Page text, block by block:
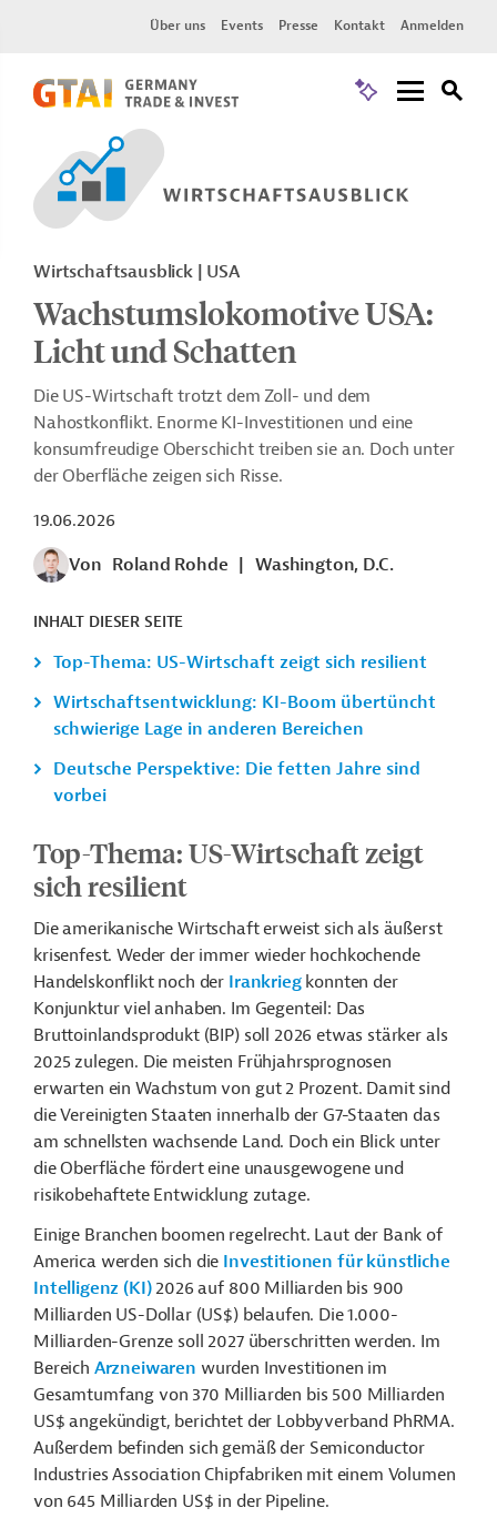
Über uns Events Presse Kontakt Anmelden
Wirtschaftsausblick | USA
Wachstumslokomotive USA:
Licht und Schatten
Die US-Wirtschaft trotzt dem Zoll- und dem
Nahostkonflikt. Enorme KI-Investitionen und eine
konsumfreudige Oberschicht treiben sie an. Doch unter
der Oberfläche zeigen sich Risse.
19.06.2026
Von Roland Rohde Washington, D.C.
INHALT DIESER SEITE
Top-Thema: US-Wirtschaft zeigt sich resilient
Wirtschaftsentwicklung: KI-Boom übertüncht
schwierige Lage in anderen Bereichen
Deutsche Perspektive: Die fetten Jahre sind
vorbei
Top-Thema: US-Wirtschaft zeigt
sich resilient
Die amerikanische Wirtschaft erweist sich als äußerst
krisenfest. Weder der immer wieder hochkochende
Handelskonflikt noch der Irankriegkonnten der
Konjunktur viel anhaben. Im Gegenteil: Das
Bruttoinlandsprodukt (BIP) soll 2026 etwas stärker als
2025 zulegen. Die meisten Frühjahrsprognosen
erwarten ein Wachstum von gut 2 Prozent. Damit sind
die Vereinigten Staaten innerhalb der G7-Staaten das
am schnellsten wachsende Land. Doch ein Blick unter
die Oberfläche fördert eine unausgewogene und
risikobehaftete Entwicklung zutage.
Einige Branchen boomen regelrecht. Laut der Bank of
America werden sich die Investitionen für künstliche
Intelligenz (KI)2026 auf 800 Milliarden bis 900
Milliarden US-Dollar (US$) belaufen. Die 1.000-
Milliarden-Grenze soll 2027 überschritten werden. Im
Bereich Arzneiwaren wurden Investitionen im
Gesamtumfang von 370 Milliarden bis 500 Milliarden
US$ angekündigt, berichtet der Lobbyverband PhRMA.
Außerdem befinden sich gemäß der Semiconductor
Industries Association Chipfabriken mit einem Volumen
von 645 Milliarden US$ in der Pipeline.